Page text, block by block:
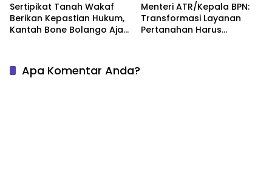
Sertipikat Tanah Wakaf
Berikan Kepastian Hukum,
Kantah Bone Bolango Ajak
Menteri ATR/Kepala BPN:
Transformasi Layanan
Pertanahan Harus
Apa Komentar Anda?